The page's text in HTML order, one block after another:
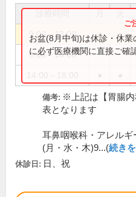
9:00～13:00 ● ●
9:00～14:00
お盆(8月中旬)は休診・休
に必ず医療機関に直接ご確
備考: ※上記は【胃腸内
表となります
耳鼻咽喉科・アレルギ
(月・水・木)9...(続き
休診日: 日、祝